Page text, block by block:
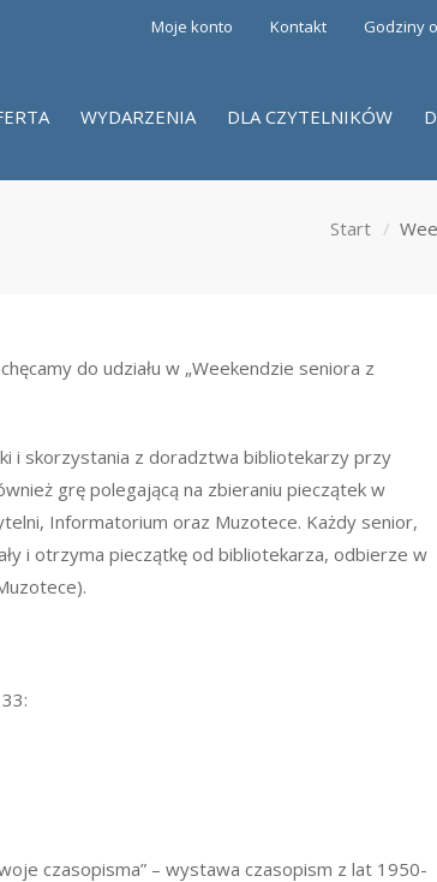
Moje konto Kontakt Godziny
WYDARZENIA DLA CZYTELNIKÓW
Start
do udziału w „Weekendzie seniora z
i skorzystania z doradztwa bibliotekarzy przy
grę polegającą na zbieraniu pieczątek w
Informatorium oraz Muzotece. Każdy senior,
i otrzyma pieczątkę od bibliotekarza, odbierze w
czasopisma” – wystawa czasopism z lat 1950-